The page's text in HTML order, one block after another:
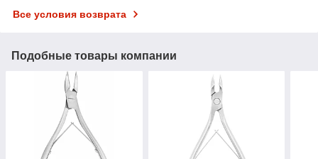
Все условия возврата
Подобные товары компании